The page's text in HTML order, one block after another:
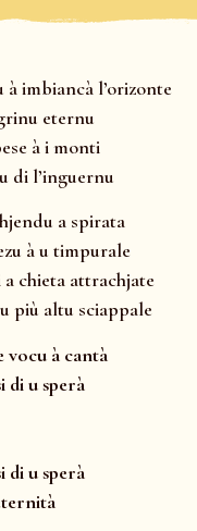
à imbiancà l’orizonte
eternu
à i monti
di l’inguernu
a spirata
à u timpurale
a chieta attrachjate
più altu sciappale
à cantà
di u sperà
di u sperà